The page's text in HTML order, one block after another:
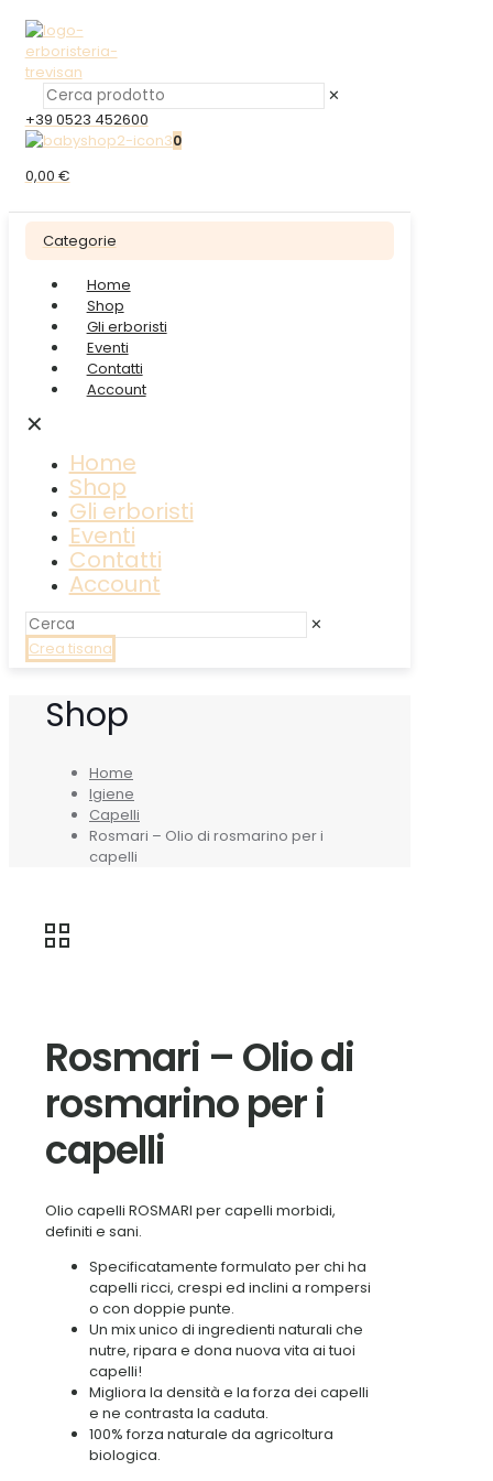
✕
+39 0523 452600
0
0,00 €
Categorie
Home
Shop
Gli erboristi
Eventi
Contatti
Account
✕
Home
Shop
Gli erboristi
Eventi
Contatti
Account
✕
Crea tisana
Shop
Home
Igiene
Capelli
Rosmari – Olio di rosmarino per i
capelli
Rosmari – Olio di
rosmarino per i
capelli
Olio capelli ROSMARI per capelli morbidi,
definiti e sani.
Specificatamente formulato per chi ha
capelli ricci, crespi ed inclini a rompersi
o con doppie punte.
Un mix unico di ingredienti naturali che
nutre, ripara e dona nuova vita ai tuoi
capelli!
Migliora la densità e la forza dei capelli
e ne contrasta la caduta.
100% forza naturale da agricoltura
biologica.